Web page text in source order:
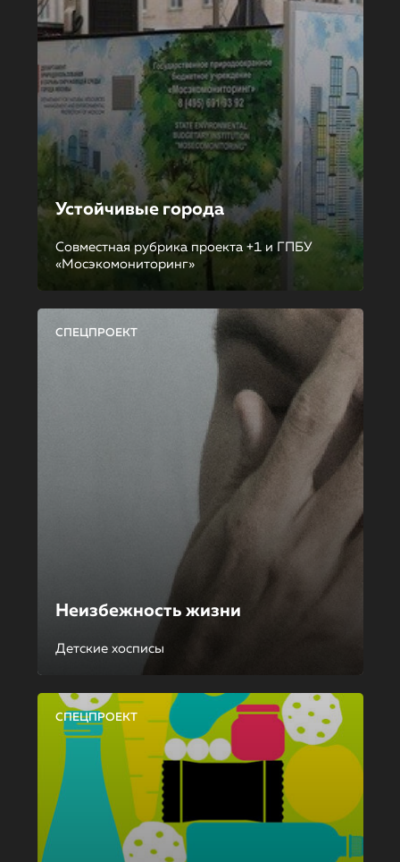
Устойчивые города
Совместная рубрика проекта +1 и ГПБУ
«Мосэкомониторинг»
СПЕЦПРОЕКТ
Неизбежность жизни
Детские хосписы
СПЕЦПРОЕКТ